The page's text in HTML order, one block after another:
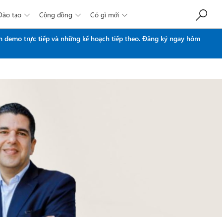
Đào tạo  Cộng đồng  Có gì mới 
trực tiếp và những kế hoạch tiếp theo. Đăng ký ngay hôm